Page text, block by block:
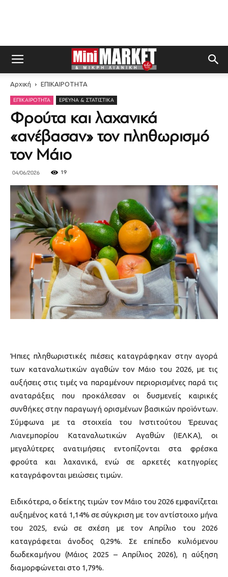
Αρχική ΕΠΙΚΑΙΡΟΤΗΤΑ
ΕΠΙΚΑΙΡΟΤΗΤΑ ΈΡΕΥΝΑ & ΣΤΑΤΙΣΤΙΚΆ
Φρούτα και λαχανικά
«ανέβασαν» τον πληθωρισμό
τον Μάιο
04/06/2026 19
Ήπιες πληθωριστικές πιέσεις καταγράφηκαν στην αγορά
των καταναλωτικών αγαθών τον Μάιο του 2026, με τις
αυξήσεις στις τιμές να παραμένουν περιορισμένες παρά τις
αναταράξεις που προκάλεσαν οι δυσμενείς καιρικές
συνθήκες στην παραγωγή ορισμένων βασικών προϊόντων.
Σύμφωνα με τα στοιχεία του Ινστιτούτου Έρευνας
Λιανεμπορίου Καταναλωτικών Αγαθών (ΙΕΛΚΑ), οι
μεγαλύτερες ανατιμήσεις εντοπίζονται στα φρέσκα
φρούτα και λαχανικά, ενώ σε αρκετές κατηγορίες
καταγράφονται μειώσεις τιμών.
Ειδικότερα, ο δείκτης τιμών τον Μάιο του 2026 εμφανίζεται
αυξημένος κατά 1,14% σε σύγκριση με τον αντίστοιχο μήνα
του 2025, ενώ σε σχέση με τον Απρίλιο του 2026
καταγράφεται άνοδος 0,29%. Σε επίπεδο κυλιόμενου
δωδεκαμήνου (Μάιος 2025 – Απρίλιος 2026), η αύξηση
διαμορφώνεται στο 1,79%.